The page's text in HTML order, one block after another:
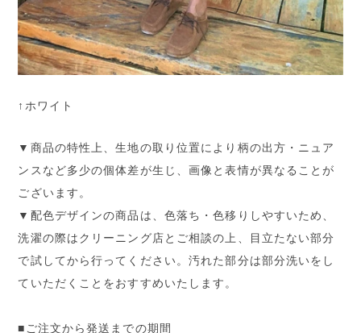
↑ホワイト
▼商品の特性上、生地の取り位置により柄の出方・ニュア
ンスなど多少の個体差が生じ、画像と表情が異なることが
ございます。
▼配色デザインの商品は、色落ち・色移りしやすいため、
洗濯の際はクリーニング店とご相談の上、目立たない部分
で試してから行ってください。汚れた部分は部分洗いをし
ていただくことをおすすめいたします。
■ご注文から発送までの期間